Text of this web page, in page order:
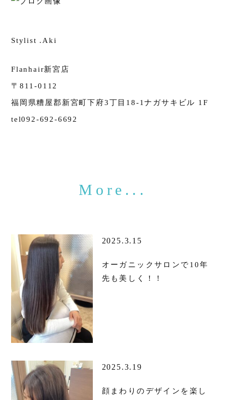
Stylist .Aki
Flanhair新宮店
〒811-0112
福岡県糟屋郡新宮町下府3丁目18-1ナガサキビル 1F
tel092-692-6692
2025.3.15
オーガニックサロンで10年
先も美しく！！
2025.3.19
顔まわりのデザインを楽し